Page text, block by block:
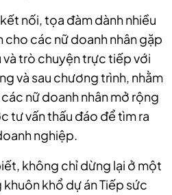
nối, tọa đàm dành nhiều
cho các nữ doanh nhân gặp
trò chuyện trực tiếp với
và sau chương trình, nhằm
nữ doanh nhân mở rộng
tư vấn thấu đáo để tìm ra
nghiệp.
không chỉ dừng lại ở một
khổ dự án Tiếp sức